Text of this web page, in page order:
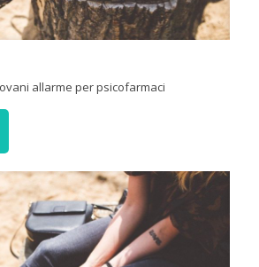
allarme per psicofarmaci